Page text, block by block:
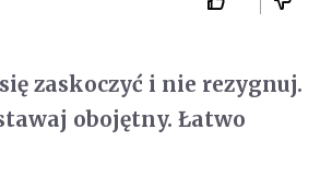
zaskoczyć i nie rezygnuj.
obojętny. Łatwo